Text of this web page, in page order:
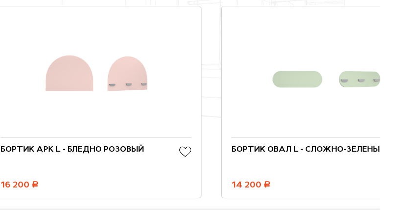
БОРТИК АРК L - БЛЕДНО РОЗОВЫЙ
16 200 руб.
БОРТИК ОВАЛ L - СЛОЖНО-ЗЕЛЕНЫЙ
14 200 руб.